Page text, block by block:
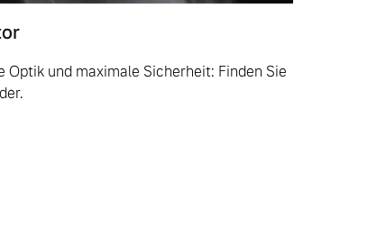
Optik und maximale Sicherheit: Finden Sie